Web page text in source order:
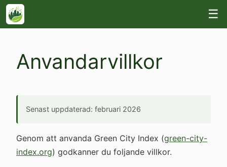
☰
Anvandarvillkor
Senast uppdaterad: februari 2026
Genom att anvanda Green City Index (green-city-
index.org) godkanner du foljande villkor.